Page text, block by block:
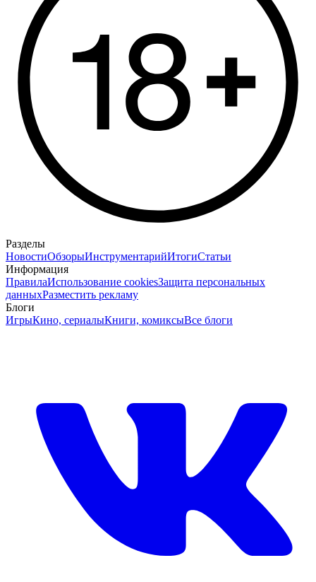
Разделы
НовостиОбзорыИнструментарийИтогиСтатьи
Информация
ПравилаИспользование cookiesЗащита персональных
данныхРазместить рекламу
Блоги
ИгрыКино, сериалыКниги, комиксыВсе блоги